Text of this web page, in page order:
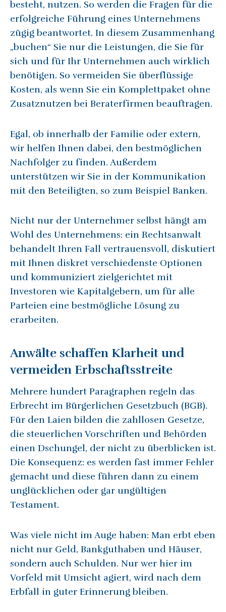
besteht, nutzen. So werden die Fragen für die
erfolgreiche Führung eines Unternehmens
zügig beantwortet. In diesem Zusammenhang
„buchen“ Sie nur die Leistungen, die Sie für
sich und für Ihr Unternehmen auch wirklich
benötigen. So vermeiden Sie überflüssige
Kosten, als wenn Sie ein Komplettpaket ohne
Zusatznutzen bei Beraterfirmen beauftragen.
Egal, ob innerhalb der Familie oder extern,
wir helfen Ihnen dabei, den bestmöglichen
Nachfolger zu finden. Außerdem
unterstützen wir Sie in der Kommunikation
mit den Beteiligten, so zum Beispiel Banken.
Nicht nur der Unternehmer selbst hängt am
Wohl des Unternehmens: ein Rechtsanwalt
behandelt Ihren Fall vertrauensvoll, diskutiert
mit Ihnen diskret verschiedenste Optionen
und kommuniziert zielgerichtet mit
Investoren wie Kapitalgebern, um für alle
Parteien eine bestmögliche Lösung zu
erarbeiten.
Anwälte schaffen Klarheit und
vermeiden Erbschaftsstreite
Mehrere hundert Paragraphen regeln das
Erbrecht im Bürgerlichen Gesetzbuch (BGB).
Für den Laien bilden die zahllosen Gesetze,
die steuerlichen Vorschriften und Behörden
einen Dschungel, der nicht zu überblicken ist.
Die Konsequenz: es werden fast immer Fehler
gemacht und diese führen dann zu einem
unglücklichen oder gar ungültigen
Testament.
Was viele nicht im Auge haben: Man erbt eben
nicht nur Geld, Bankguthaben und Häuser,
sondern auch Schulden. Nur wer hier im
Vorfeld mit Umsicht agiert, wird nach dem
Erbfall in guter Erinnerung bleiben.